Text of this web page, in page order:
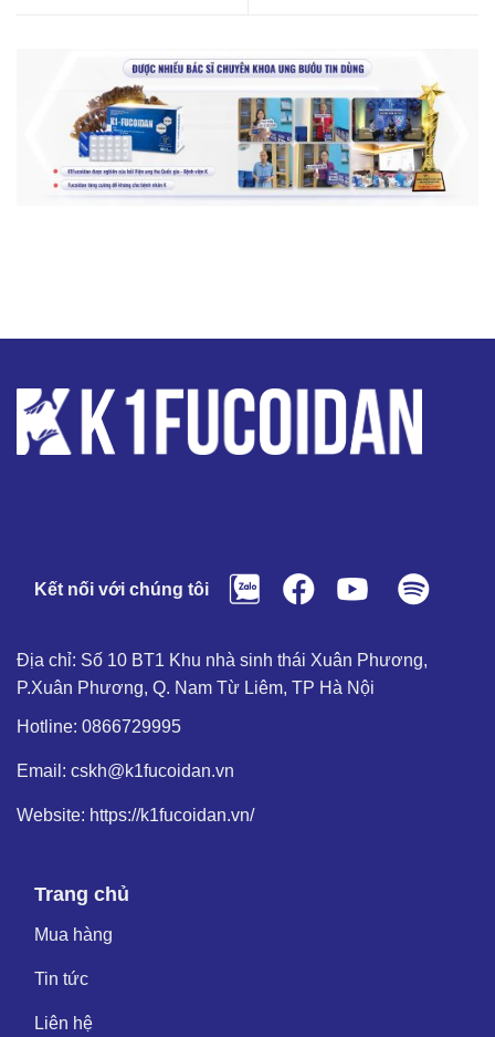
Kết nối với chúng tôi
Địa chỉ: Số 10 BT1 Khu nhà sinh thái Xuân Phương,
P.Xuân Phương, Q. Nam Từ Liêm, TP Hà Nội
Hotline: 0866729995
Email: cskh@k1fucoidan.vn
Website: https://k1fucoidan.vn/
Trang chủ
Mua hàng
Tin tức
Liên hệ